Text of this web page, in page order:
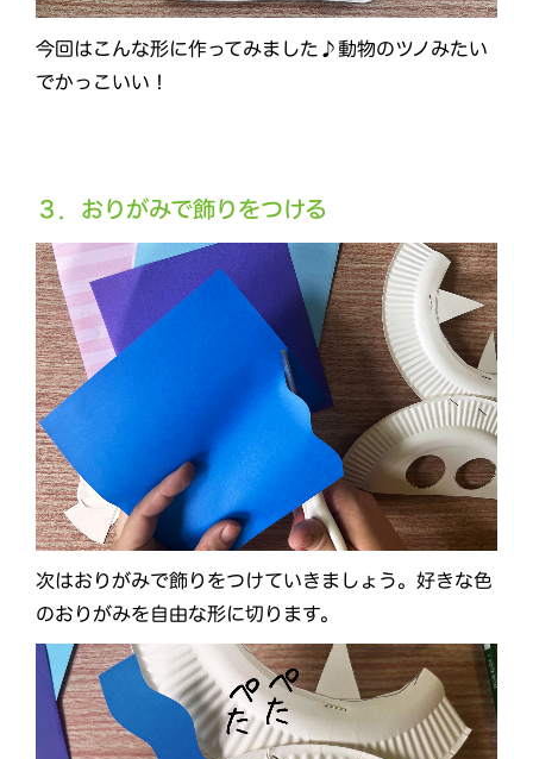
今回はこんな形に作ってみました♪動物のツノみたい
でかっこいい！
３．おりがみで飾りをつける
次はおりがみで飾りをつけていきましょう。好きな色
のおりがみを自由な形に切ります。